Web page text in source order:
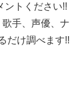
ントください!!
手、声優、ナ
だけ調べます!!